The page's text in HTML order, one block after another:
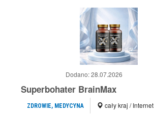
Dodano:28.07.2026
Superbohater BrainMax
ZDROWIE, MEDYCYNA cały kraj / Internet